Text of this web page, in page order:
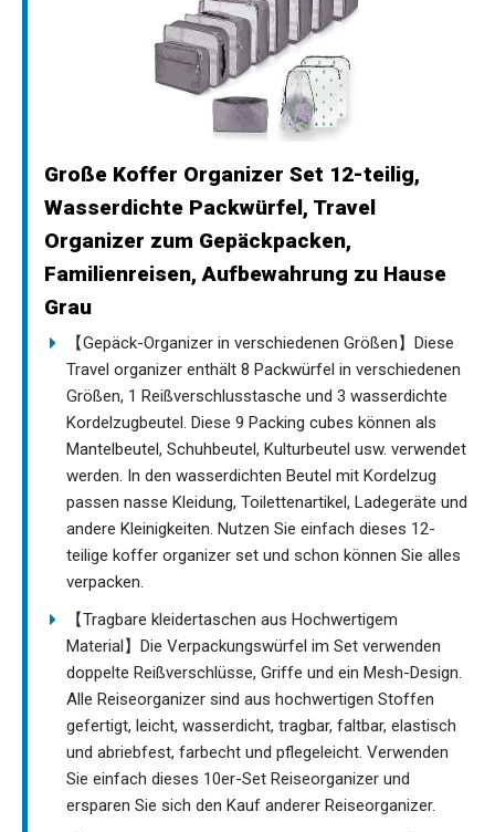
Große Koffer Organizer Set 12-teilig,
Wasserdichte Packwürfel, Travel
Organizer zum Gepäckpacken,
Familienreisen, Aufbewahrung zu Hause
Grau
【Gepäck-Organizer in verschiedenen Größen】Diese
Travel organizer enthält 8 Packwürfel in verschiedenen
Größen, 1 Reißverschlusstasche und 3 wasserdichte
Kordelzugbeutel. Diese 9 Packing cubes können als
Mantelbeutel, Schuhbeutel, Kulturbeutel usw. verwendet
werden. In den wasserdichten Beutel mit Kordelzug
passen nasse Kleidung, Toilettenartikel, Ladegeräte und
andere Kleinigkeiten. Nutzen Sie einfach dieses 12-
teilige koffer organizer set und schon können Sie alles
verpacken.
【Tragbare kleidertaschen aus Hochwertigem
Material】Die Verpackungswürfel im Set verwenden
doppelte Reißverschlüsse, Griffe und ein Mesh-Design.
Alle Reiseorganizer sind aus hochwertigen Stoffen
gefertigt, leicht, wasserdicht, tragbar, faltbar, elastisch
und abriebfest, farbecht und pflegeleicht. Verwenden
Sie einfach dieses 10er-Set Reiseorganizer und
ersparen Sie sich den Kauf anderer Reiseorganizer.